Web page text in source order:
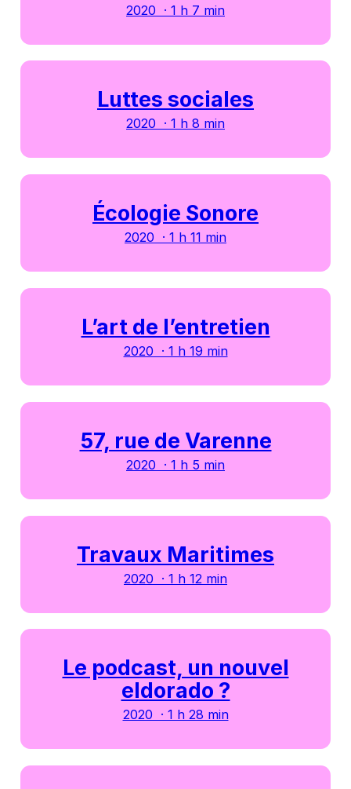
2020 · 1 h 7 min
Luttes sociales
2020 · 1 h 8 min
Écologie Sonore
2020 · 1 h 11 min
L’art de l’entretien
2020 · 1 h 19 min
57, rue de Varenne
2020 · 1 h 5 min
Travaux Maritimes
2020 · 1 h 12 min
Le podcast, un nouvel
eldorado ?
2020 · 1 h 28 min